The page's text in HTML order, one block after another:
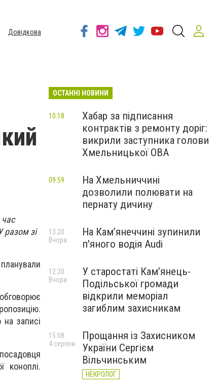
Довідкова
разом зі
записі
коноплі.
ОСТАННІ НОВИНИ
Хабар за підписання
контрактів з ремонту доріг:
викрили заступника голови
Хмельницької ОВА
10:18
На Хмельниччині
дозволили полювати на
пернату дичину
09:59
На Камʼянеччині зупинили
п'яного водія Audi
13:20
Вчора
У старостаті Кам’янець-
Подільської громади
відкрили меморіал
загиблим захисникам
12:20
Вчора
Прощання із Захисником
України Сергієм
Вільчинським
НЕКРОЛОГ
15:08
4 серпня